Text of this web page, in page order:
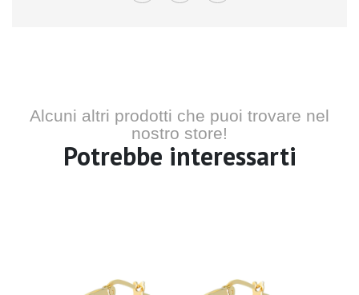
Alcuni altri prodotti che puoi trovare nel
nostro store!
Potrebbe interessarti